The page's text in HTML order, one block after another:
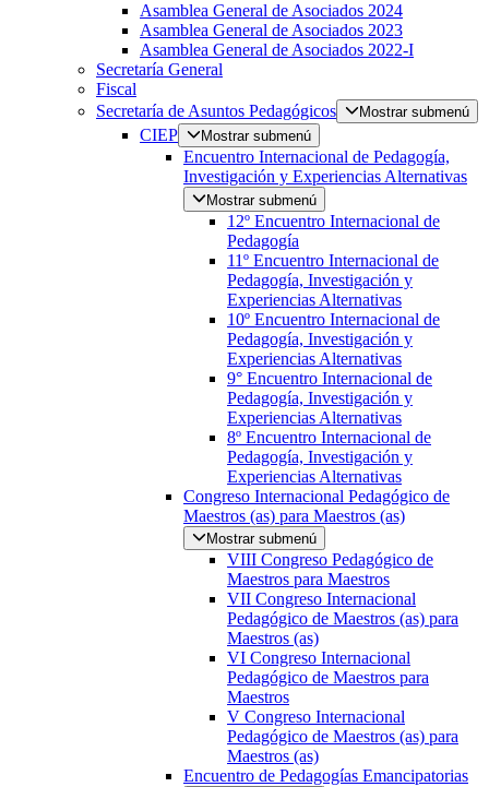
Asamblea General de Asociados 2024
Asamblea General de Asociados 2023
Asamblea General de Asociados 2022-I
Secretaría General
Fiscal
Secretaría de Asuntos Pedagógicos
Mostrar submenú
CIEP Mostrar submenú
Encuentro Internacional de Pedagogía,
Investigación y Experiencias Alternativas
Mostrar submenú
12º Encuentro Internacional de
Pedagogía
11º Encuentro Internacional de
Pedagogía, Investigación y
Experiencias Alternativas
10º Encuentro Internacional de
Pedagogía, Investigación y
Experiencias Alternativas
9° Encuentro Internacional de
Pedagogía, Investigación y
Experiencias Alternativas
8º Encuentro Internacional de
Pedagogía, Investigación y
Experiencias Alternativas
Congreso Internacional Pedagógico de
Maestros (as) para Maestros (as)
Mostrar submenú
VIII Congreso Pedagógico de
Maestros para Maestros
VII Congreso Internacional
Pedagógico de Maestros (as) para
Maestros (as)
VI Congreso Internacional
Pedagógico de Maestros para
Maestros
V Congreso Internacional
Pedagógico de Maestros (as) para
Maestros (as)
Encuentro de Pedagogías Emancipatorias